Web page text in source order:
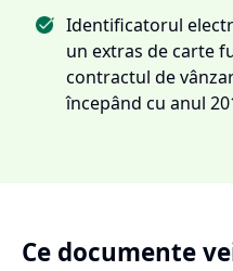
Identificatorul
un extras de carte
contractul de
începând cu anul
Ce documente